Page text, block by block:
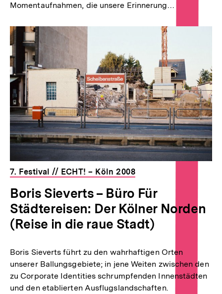
Momentaufnahmen, die unsere Erinnerung…
7. Festival // ECHT! – Köln 2008
Boris Sieverts – Büro Für
Städtereisen: Der Kölner Norden
(Reise in die raue Stadt)
Boris Sieverts führt zu den wahrhaftigen Orten
unserer Ballungsgebiete; in jene Weiten zwischen den
zu Corporate Identities schrumpfenden Innenstädten
und den etablierten Ausflugslandschaften.